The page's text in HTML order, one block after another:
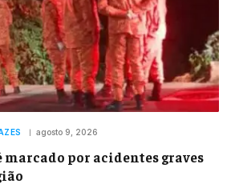
agosto 9, 2026
marcado por acidentes graves